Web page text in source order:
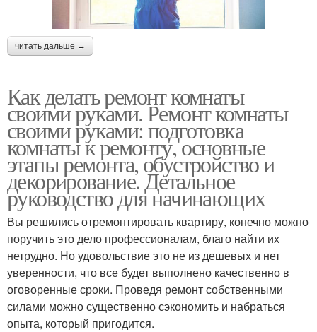
читать дальше →
Как делать ремонт комнаты
своими руками. Ремонт комнаты
своими руками: подготовка
комнаты к ремонту, основные
этапы ремонта, обустройство и
декорирование. Детальное
руководство для начинающих
Вы решились отремонтировать квартиру, конечно можно
поручить это дело профессионалам, благо найти их
нетрудно. Но удовольствие это не из дешевых и нет
уверенности, что все будет выполнено качественно в
оговоренные сроки. Проведя ремонт собственными
силами можно существенно сэкономить и набраться
опыта, который пригодится.